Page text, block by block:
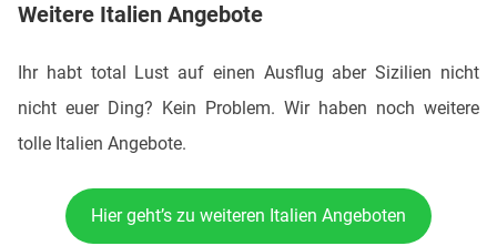
Weitere Italien Angebote
Ihr habt total Lust auf einen Ausflug aber Sizilien nicht
nicht euer Ding? Kein Problem. Wir haben noch weitere
tolle Italien Angebote.
Hier geht’s zu weiteren Italien Angeboten